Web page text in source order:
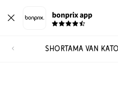
bonprix app
SHORTAMA VAN